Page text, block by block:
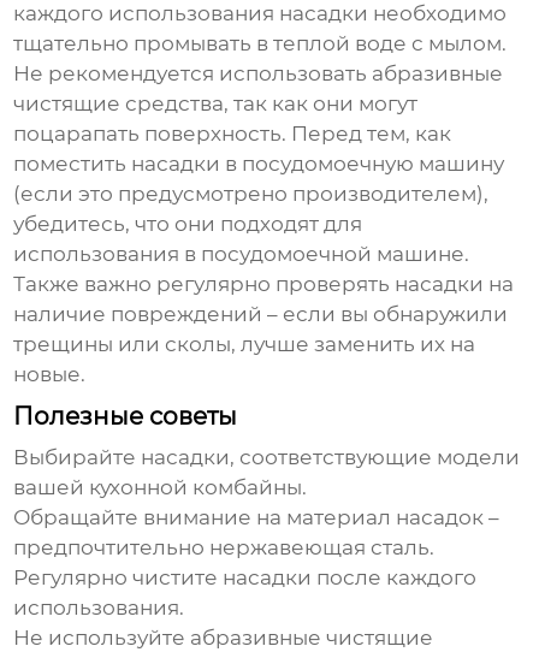
каждого использования насадки необходимо
тщательно промывать в теплой воде с мылом.
Не рекомендуется использовать абразивные
чистящие средства, так как они могут
поцарапать поверхность. Перед тем, как
поместить насадки в посудомоечную машину
(если это предусмотрено производителем),
убедитесь, что они подходят для
использования в посудомоечной машине.
Также важно регулярно проверять насадки на
наличие повреждений – если вы обнаружили
трещины или сколы, лучше заменить их на
новые.
Полезные советы
Выбирайте насадки, соответствующие модели
вашей кухонной комбайны.
Обращайте внимание на материал насадок –
предпочтительно нержавеющая сталь.
Регулярно чистите насадки после каждого
использования.
Не используйте абразивные чистящие